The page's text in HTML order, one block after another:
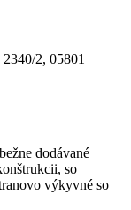
2, 05801
dodávané
so
výkyvné so